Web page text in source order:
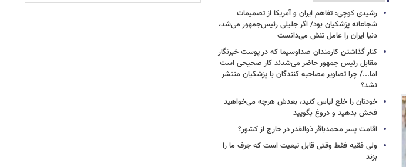
رشیدی کوچی: تفاهم ایران و آمریکا از تصمیمات
شجاعانه پزشکیان بود/ اگر جلیلی رئیس‌جمهور می‌شد،
دنیا ایران را عامل تنش می‌دانست
کنار گذاشتن کارمندان صداوسیما که در پوست خبرنگار
مقابل رئیس جمهور حاضر می‌شدند کار صحیحی است
اما.../ چرا تصاویر مصاحبه کنندگان با پزشکیان منتشر
نشد؟
خودتان را خلع لباس کنید، بعدش هرچه می‌خواهید
فحش بدهید و دروغ بگویید
اقامت پسر محمدباقر ذوالقدر در خارج از کشور؟
ولی فقیه فقط وقتی قابل تبعیت است که جرف ما را
بزند